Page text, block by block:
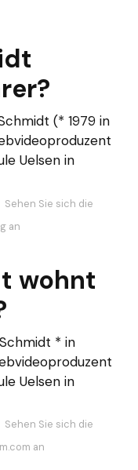
(* 1979 in
Uelsen in
Sehen Sie sich die
an
wohnt
* in
Uelsen in
Sehen Sie sich die
an